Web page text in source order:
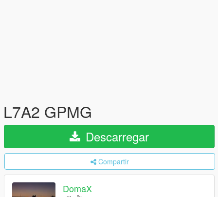
L7A2 GPMG
Descarregar
Compartir
DomaX